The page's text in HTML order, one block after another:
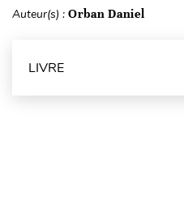
Auteur(s) : Orban Daniel
LIVRE